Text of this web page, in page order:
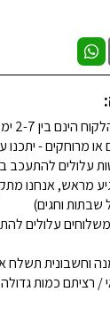
(לא כולל שבתות וחגים)
או מרוחקים - יתכנו
עלולים להתעכב
מראש, אנחנו
שבתות וחגים)
עלולים
וחשבונית תשלח
כמות גדולה? צרו